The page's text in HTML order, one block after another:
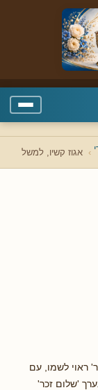
אגוז קשיו, למשל
ראוי לשמו, עם
'שלום זכר'